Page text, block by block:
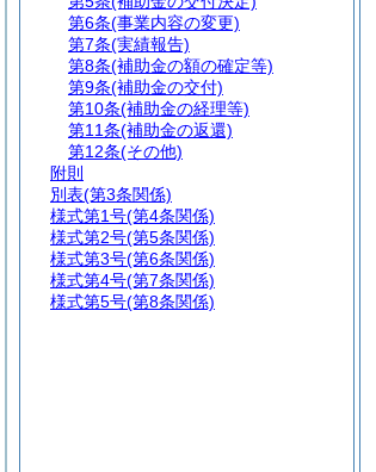
第6条(事業内容の変更)
第7条(実績報告)
第8条(補助金の額の確定等)
第9条(補助金の交付)
第10条(補助金の経理等)
第11条(補助金の返還)
第12条(その他)
附則
別表(第3条関係)
様式第1号(第4条関係)
様式第2号(第5条関係)
様式第3号(第6条関係)
様式第4号(第7条関係)
様式第5号(第8条関係)